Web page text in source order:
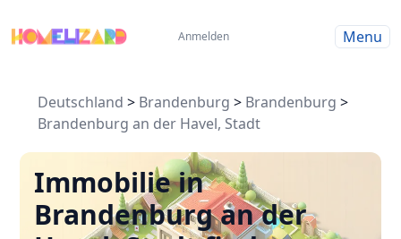
Anmelden Menu
Deutschland > Brandenburg > Brandenburg >
Brandenburg an der Havel, Stadt
Immobilie in
Brandenburg an der